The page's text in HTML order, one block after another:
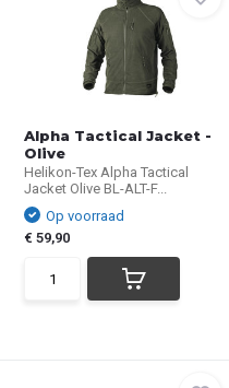
Alpha Tactical Jacket -
Olive
Helikon-Tex Alpha Tactical
Jacket Olive BL-ALT-F...
Op voorraad
€ 59,90